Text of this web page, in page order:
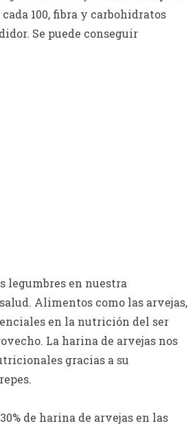
100, fibra y carbohidratos
Se puede conseguir
legumbres en nuestra
Alimentos como las arvejas,
en la nutrición del ser
La harina de arvejas nos
gracias a su
de harina de arvejas en las